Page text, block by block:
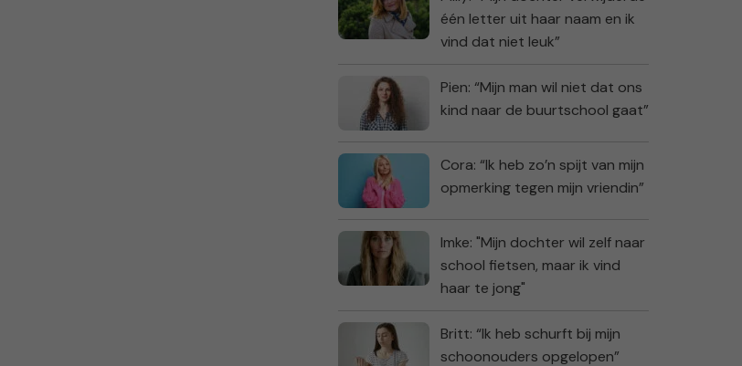
één letter uit haar naam en ik
vind dat niet leuk”
Pien: “Mijn man wil niet dat ons
kind naar de buurtschool gaat”
Cora: “Ik heb zo’n spijt van mijn
opmerking tegen mijn vriendin”
Imke: "Mijn dochter wil zelf naar
school fietsen, maar ik vind
haar te jong"
Britt: “Ik heb schurft bij mijn
schoonouders opgelopen”